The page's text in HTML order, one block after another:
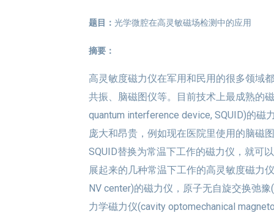
题目： 光学微腔在高灵敏磁场检测中的应用
摘要：
高灵敏度磁力仪在军用和民用的很多领域
共振、脑磁图仪等。目前技术上最成熟的
quantum interference device, SQUID)的
庞大和昂贵，例如现在医院里使用的脑磁
SQUID替换为常温下工作的磁力仪，就可
展起来的几种常温下工作的高灵敏度磁力
NV center)的磁力仪，原子无自旋交换弛
力学磁力仪(cavity optomechanical